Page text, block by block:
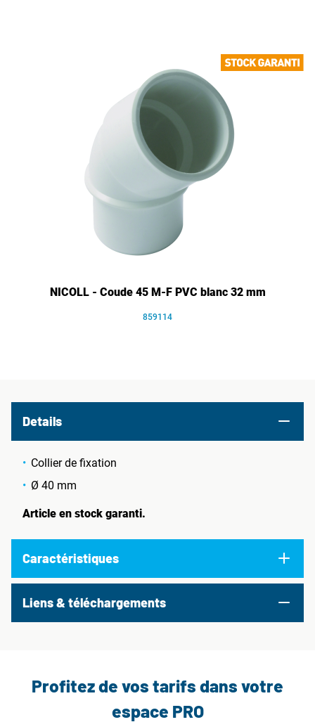
NICOLL - Coude 45 M-F PVC blanc 32 mm
859114
Details
Collier de fixation
Ø 40 mm
Article en stock garanti.
Caractéristiques
Liens & téléchargements
Profitez de vos tarifs dans votre
espace PRO